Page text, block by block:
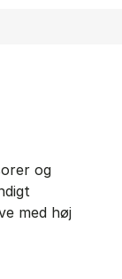
og
med høj